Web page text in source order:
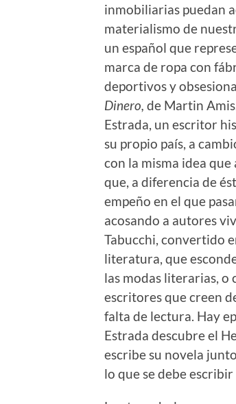
inmobiliarias puedan
materialismo de
un español que
marca de ropa con
deportivos y
Dinero, de Martin
Estrada, un escritor
su propio país, a
con la misma idea
que, a diferencia de
empeño en el que
acosando a autores
Tabucchi, convertido
literatura, que
las modas literarias, o
escritores que creen
falta de lectura. Hay
Estrada descubre el
escribe su novela
lo que se debe